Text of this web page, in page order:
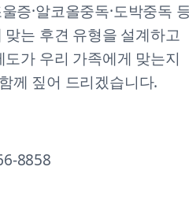
증·알코올중독·도박중독
는 후견 유형을 설계하고
가 우리 가족에게 맞는지
께 짚어 드리겠습니다.
8858